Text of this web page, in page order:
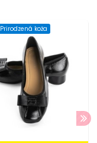
Prirodzená koža